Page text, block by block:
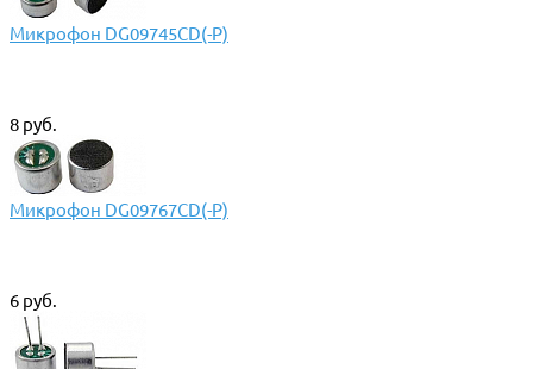
Микрофон DG09745CD(-P)
8 руб.
Микрофон DG09767CD(-P)
6 руб.